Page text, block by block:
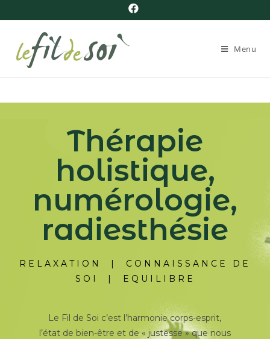
Menu
Thérapie
holistique,
numérologie,
radiesthésie
RELAXATION | CONNAISSANCE DE
SOI | EQUILIBRE
Le Fil de Soi c’est l’harmonie corps-esprit,
l’état de bien-être et de « justesse » que nous